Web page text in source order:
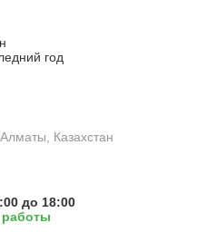
год
Казахстан
до 18:00
работы